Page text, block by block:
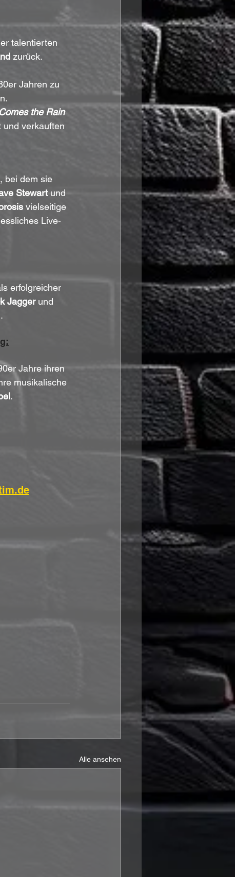
talentierten
zurück.
Jahren zu
the Rain
und verkauften
bei dem sie
Stewart und
vielseitige
Live-
erfolgreicher
Jagger und
Jahre ihren
musikalische
.
Alle ansehen